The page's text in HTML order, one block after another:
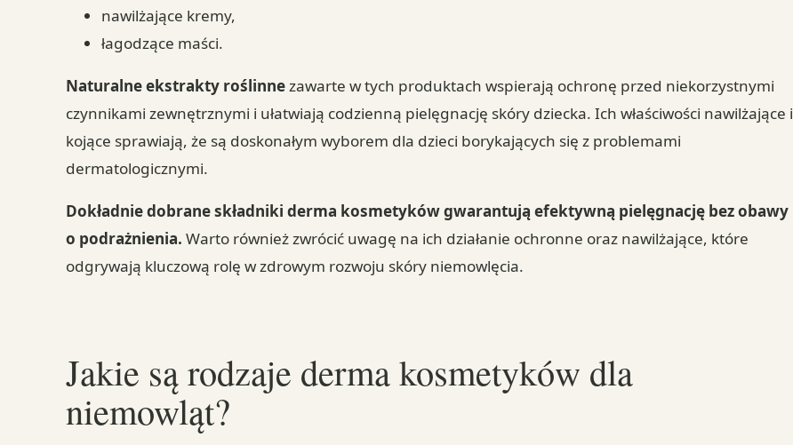
nawilżające kremy,
łagodzące maści.
Naturalne ekstrakty roślinnezawarte w tych produktach wspierają ochronę przed niekorzystnymi
czynnikami zewnętrznymi i ułatwiają codzienną pielęgnację skóry dziecka. Ich właściwości nawilżające i
kojące sprawiają, że są doskonałym wyborem dla dzieci borykających się z problemami
dermatologicznymi.
Dokładnie dobrane składniki derma kosmetyków gwarantują efektywną pielęgnację bez obawy
o podrażnienia. Warto również zwrócić uwagę na ich działanie ochronne oraz nawilżające, które
odgrywają kluczową rolę w zdrowym rozwoju skóry niemowlęcia.
Jakie są rodzaje derma kosmetyków dla
niemowląt?